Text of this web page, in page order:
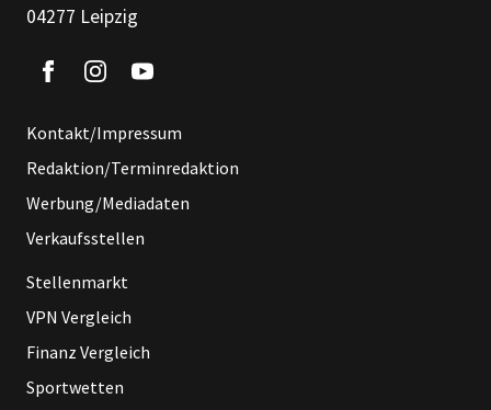
04277 Leipzig
Kontakt/Impressum
Redaktion/Terminredaktion
Werbung/Mediadaten
Verkaufsstellen
Stellenmarkt
VPN Vergleich
Finanz Vergleich
Sportwetten